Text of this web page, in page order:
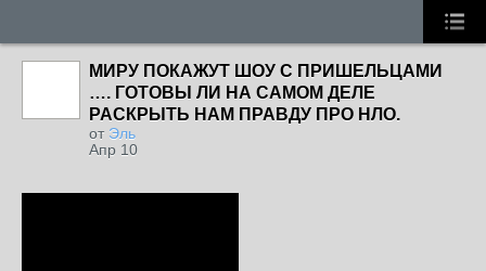
МИРУ ПОКАЖУТ ШОУ С ПРИШЕЛЬЦАМИ
…. ГОТОВЫ ЛИ НА САМОМ ДЕЛЕ
РАСКРЫТЬ НАМ ПРАВДУ ПРО НЛО.
от Эль
Апр 10